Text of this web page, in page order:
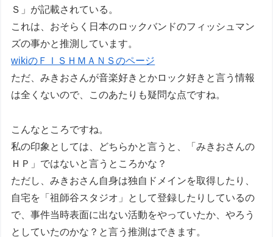
Ｓ」が記載されている。
これは、おそらく日本のロックバンドのフィッシュマン
ズの事かと推測しています。
wikiのＦＩＳＨＭＡＮＳのページ
ただ、みきおさんが音楽好きとかロック好きと言う情報
は全くないので、このあたりも疑問な点ですね。
こんなところですね。
私の印象としては、どちらかと言うと、「みきおさんの
ＨＰ」ではないと言うところかな？
ただし、みきおさん自身は独自ドメインを取得したり、
自宅を「祖師谷スタジオ」として登録したりしているの
で、事件当時表面に出ない活動をやっていたか、やろう
としていたのかな？と言う推測はできます。